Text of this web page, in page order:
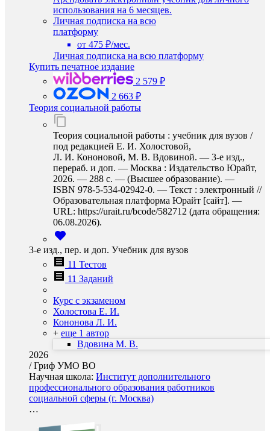
использования на 6 месяцев.
Личная подписка на всю
платформу
от 475 ₽/мес.
Личная подписка на всю платформу
Купить печатное издание
2 579 ₽
2 663 ₽
Теория социальной работы
Теория социальной работы : учебник для вузов /
под редакцией Е. И. Холостовой,
Л. И. Кононовой, М. В. Вдовиной. — 3-е изд.,
перераб. и доп. — Москва : Издательство Юрайт,
2026. — 288 с. — (Высшее образование). —
ISBN 978-5-534-02942-0. — Текст : электронный //
Образовательная платформа Юрайт [сайт]. —
URL: https://urait.ru/bcode/582712 (дата обращения:
06.08.2026).
3-е изд., пер. и доп. Учебник для вузов
11 Тестов
11 Заданий
Курс с экзаменом
Холостова Е. И.
Кононова Л. И.
+ еще 1 автор
Вдовина М. В.
2026
/Гриф УМО ВО
Научная школа: Институт дополнительного
профессионального образования работников
социальной сферы (г. Москва)
…